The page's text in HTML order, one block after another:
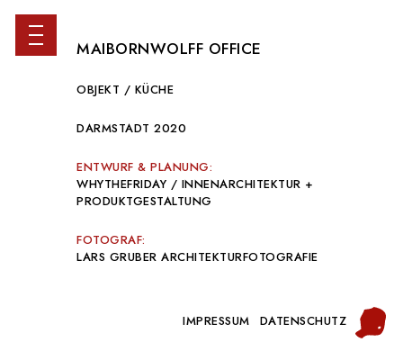
MAIBORNWOLFF OFFICE
OBJEKT / KÜCHE
DARMSTADT 2020
ENTWURF & PLANUNG:
WHYTHEFRIDAY / INNENARCHITEKTUR +
PRODUKTGESTALTUNG
FOTOGRAF:
LARS GRUBER ARCHITEKTURFOTOGRAFIE
IMPRESSUM DATENSCHUTZ